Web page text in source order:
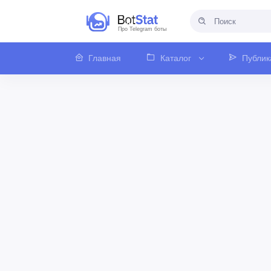
Про Telegram боты
Главная Каталог